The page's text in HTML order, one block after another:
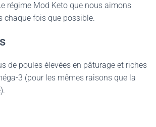
régime Mod Keto que nous aimons
chaque fois que possible.
de poules élevées en pâturage et riches
3 (pour les mêmes raisons que la